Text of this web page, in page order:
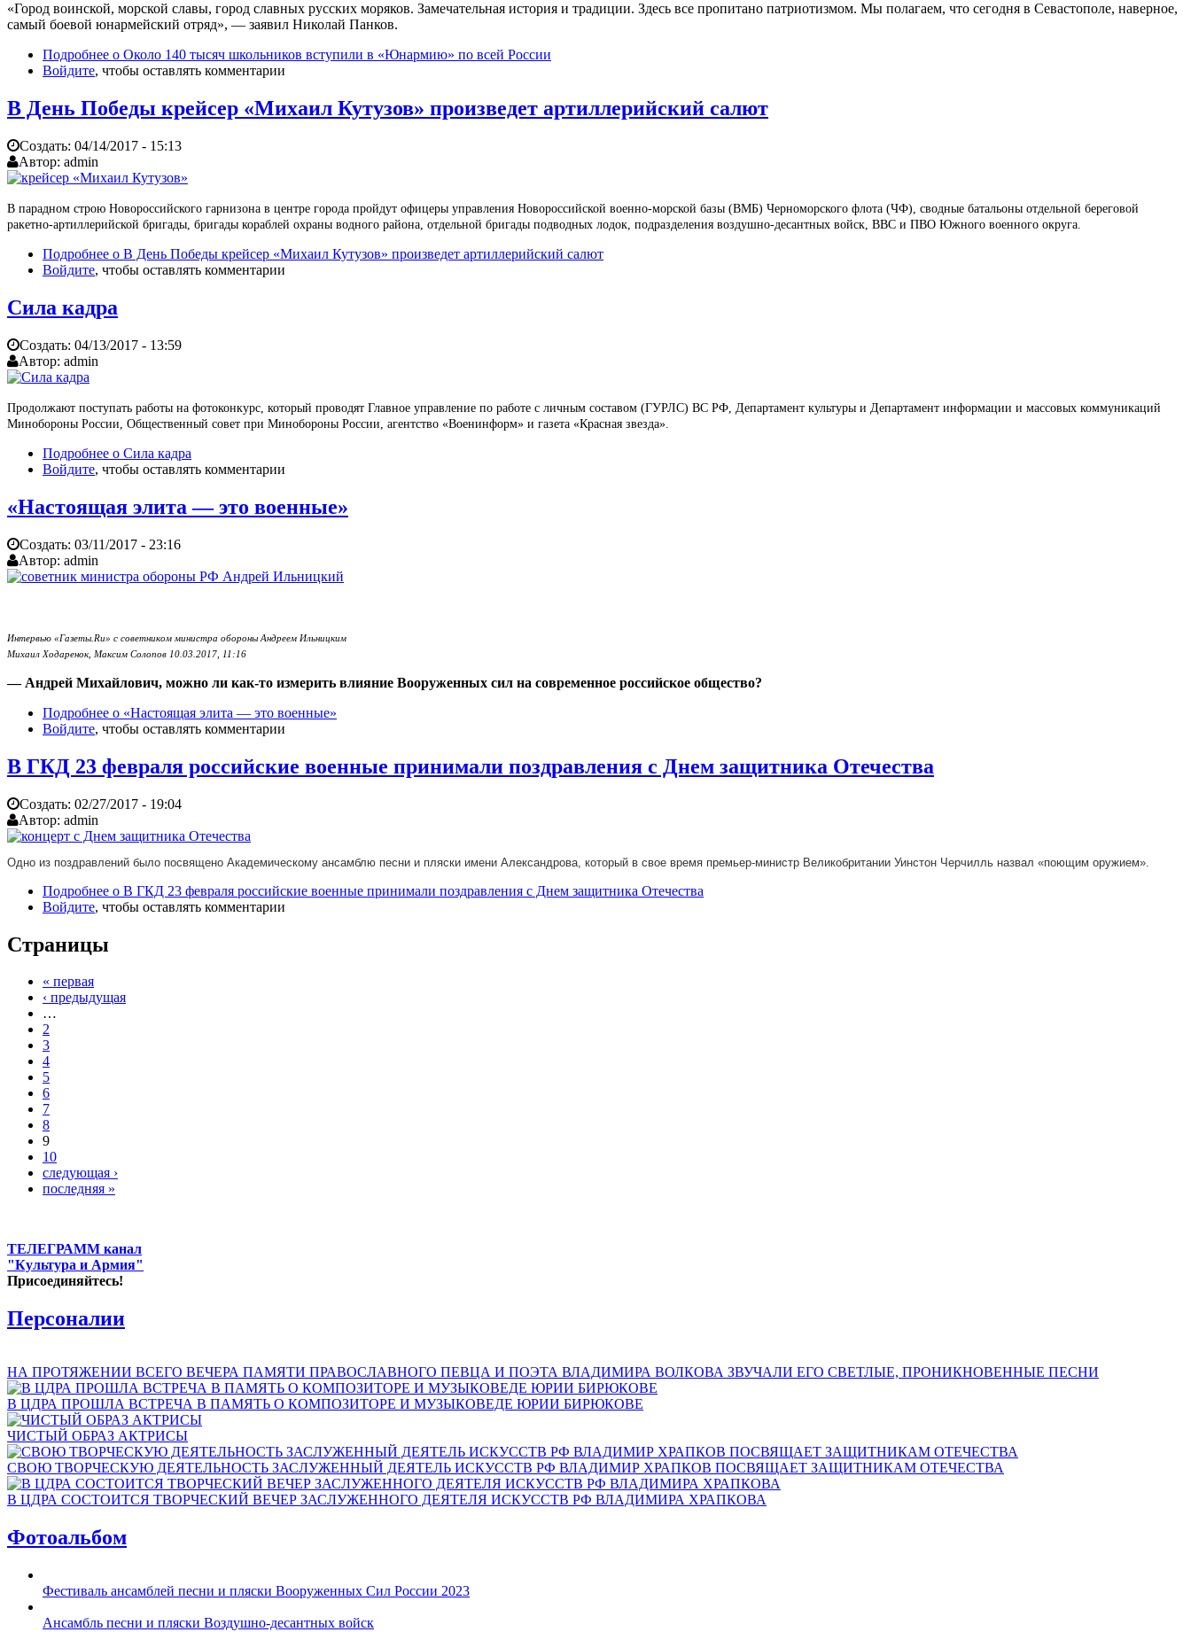
«Город воинской, морской славы, город славных русских моряков. Замечательная история и традиции. Здесь все пропитано патриотизмом. Мы полагаем, что сегодня в Севастополе, наверное,
самый боевой юнармейский отряд», — заявил Николай Панков.
Подробнее о Около 140 тысяч школьников вступили в «Юнармию» по всей России
Войдите, чтобы оставлять комментарии
В День Победы крейсер «Михаил Кутузов» произведет артиллерийский салют
Создать: 04/14/2017 - 15:13
Автор: admin
В парадном строю Новороссийского гарнизона в центре города пройдут офицеры управления Новороссийской военно-морской базы (ВМБ) Черноморского флота (ЧФ), сводные батальоны отдельной береговой
ракетно-артиллерийской бригады, бригады кораблей охраны водного района, отдельной бригады подводных лодок, подразделения воздушно-десантных войск, ВВС и ПВО Южного военного округа.
Подробнее о В День Победы крейсер «Михаил Кутузов» произведет артиллерийский салют
Войдите, чтобы оставлять комментарии
Сила кадра
Создать: 04/13/2017 - 13:59
Автор: admin
Продолжают поступать работы на фотоконкурс, который проводят Главное управление по работе с личным составом (ГУРЛС) ВС РФ, Департамент культуры и Департамент информации и массовых коммуникаций
Минобороны России, Общественный совет при Минобороны России, агентство «Военинформ» и газета «Красная звезда».
Подробнее о Сила кадра
Войдите, чтобы оставлять комментарии
«Настоящая элита — это военные»
Создать: 03/11/2017 - 23:16
Автор: admin
Интервью «Газеты.Ru» с советником министра обороны Андреем Ильницким
Михаил Ходаренок, Максим Солопов 10.03.2017, 11:16
— Андрей Михайлович, можно ли как-то измерить влияние Вооруженных сил на современное российское общество?
Подробнее о «Настоящая элита — это военные»
Войдите, чтобы оставлять комментарии
В ГКД 23 февраля российские военные принимали поздравления с Днем защитника Отечества
Создать: 02/27/2017 - 19:04
Автор: admin
Одно из поздравлений было посвящено Академическому ансамблю песни и пляски имени Александрова, который в свое время премьер-министр Великобритании Уинстон Черчилль назвал «поющим оружием».
Подробнее о В ГКД 23 февраля российские военные принимали поздравления с Днем защитника Отечества
Войдите, чтобы оставлять комментарии
Страницы
« первая
‹ предыдущая
…
2
3
4
5
6
7
8
9
10
следующая ›
последняя »
ТЕЛЕГРАММ канал
"Культура и Армия"
Присоединяйтесь!
Персоналии
НА ПРОТЯЖЕНИИ ВСЕГО ВЕЧЕРА ПАМЯТИ ПРАВОСЛАВНОГО ПЕВЦА И ПОЭТА ВЛАДИМИРА ВОЛКОВА ЗВУЧАЛИ ЕГО СВЕТЛЫЕ, ПРОНИКНОВЕННЫЕ ПЕСНИ
В ЦДРА ПРОШЛА ВСТРЕЧА В ПАМЯТЬ О КОМПОЗИТОРЕ И МУЗЫКОВЕДЕ ЮРИИ БИРЮКОВЕ
ЧИСТЫЙ ОБРАЗ АКТРИСЫ
СВОЮ ТВОРЧЕСКУЮ ДЕЯТЕЛЬНОСТЬ ЗАСЛУЖЕННЫЙ ДЕЯТЕЛЬ ИСКУССТВ РФ ВЛАДИМИР ХРАПКОВ ПОСВЯЩАЕТ ЗАЩИТНИКАМ ОТЕЧЕСТВА
В ЦДРА СОСТОИТСЯ ТВОРЧЕСКИЙ ВЕЧЕР ЗАСЛУЖЕННОГО ДЕЯТЕЛЯ ИСКУССТВ РФ ВЛАДИМИРА ХРАПКОВА
Фотоальбом
Фестиваль ансамблей песни и пляски Вооруженных Сил России 2023
Ансамбль песни и пляски Воздушно-десантных войск